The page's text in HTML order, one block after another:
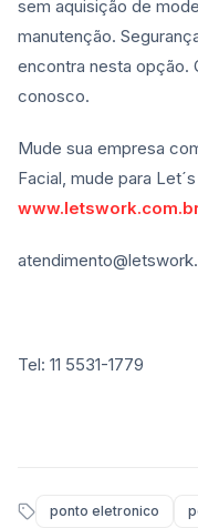
sem aquisição de
manutenção.
encontra nesta opção.
conosco.
Mude sua empresa
Facial, mude para
Tel: 11 5531-1779
ponto eletronico